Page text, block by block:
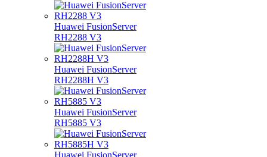
Huawei FusionServer
RH2288 V3
Huawei FusionServer
RH2288H V3
Huawei FusionServer
RH5885 V3
Huawei FusionServer